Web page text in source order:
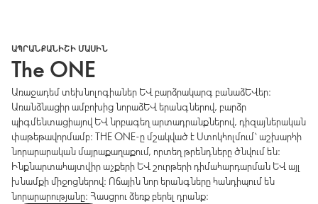
ԱՊՐԱՆՔԱՆԻՇԻ ՄԱՍԻՆ
The ONE
Առաջադեմ տեխնոլոգիաներ և բարձրակարգ բանաձևեր։
Առանձնացիր ամբոխից նորաձև երանգներով, բարձր
պիգմենտացիայով և նրբագեղ արտադրանքներով, դիզայներական
փաթեթավորմամբ։ THE ONE-ը մշակված է Ստոկհոլմում՝ աշխարհի
նորարարական մայրաքաղաքում, որտեղ թրենդները ծնվում են։
Ինքնարտահայտվիր աչքերի և շուրթերի դիմահարդարման և այլ
խնամքի միջոցներով։ Ոճային նոր երանգները հանդիպում են
նորարարությանը։ Հասցրու ձեռք բերել դրանք։